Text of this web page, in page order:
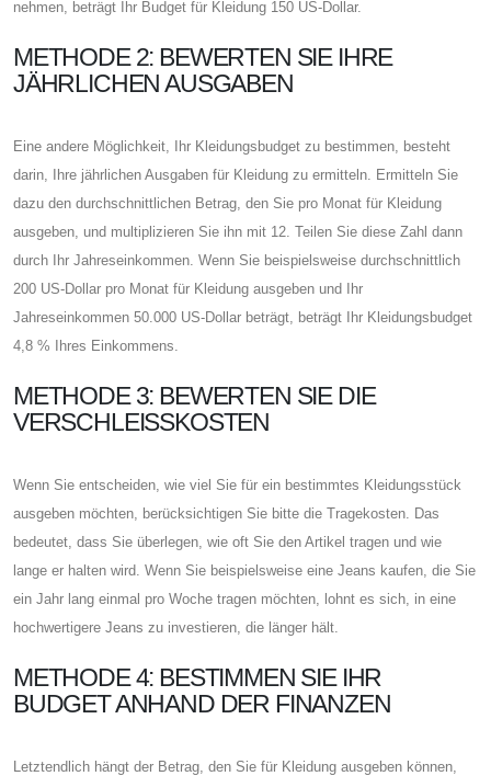
nehmen, beträgt Ihr Budget für Kleidung 150 US-Dollar.
METHODE 2: BEWERTEN SIE IHRE
JÄHRLICHEN AUSGABEN
Eine andere Möglichkeit, Ihr Kleidungsbudget zu bestimmen, besteht
darin, Ihre jährlichen Ausgaben für Kleidung zu ermitteln. Ermitteln Sie
dazu den durchschnittlichen Betrag, den Sie pro Monat für Kleidung
ausgeben, und multiplizieren Sie ihn mit 12. Teilen Sie diese Zahl dann
durch Ihr Jahreseinkommen. Wenn Sie beispielsweise durchschnittlich
200 US-Dollar pro Monat für Kleidung ausgeben und Ihr
Jahreseinkommen 50.000 US-Dollar beträgt, beträgt Ihr Kleidungsbudget
4,8 % Ihres Einkommens.
METHODE 3: BEWERTEN SIE DIE
VERSCHLEISSKOSTEN
Wenn Sie entscheiden, wie viel Sie für ein bestimmtes Kleidungsstück
ausgeben möchten, berücksichtigen Sie bitte die Tragekosten. Das
bedeutet, dass Sie überlegen, wie oft Sie den Artikel tragen und wie
lange er halten wird. Wenn Sie beispielsweise eine Jeans kaufen, die Sie
ein Jahr lang einmal pro Woche tragen möchten, lohnt es sich, in eine
hochwertigere Jeans zu investieren, die länger hält.
METHODE 4: BESTIMMEN SIE IHR
BUDGET ANHAND DER FINANZEN
Letztendlich hängt der Betrag, den Sie für Kleidung ausgeben können,